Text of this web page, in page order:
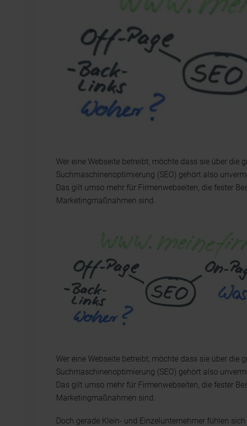
Wer eine Webseite betreibt, möchte dass sie über die
Suchmaschinenoptimierung (SEO) gehört also
Das gilt umso mehr für Firmenwebseiten, die fester
Marketingmaßnahmen sind.
Wer eine Webseite betreibt, möchte dass sie über die
Suchmaschinenoptimierung (SEO) gehört also
Das gilt umso mehr für Firmenwebseiten, die fester
Marketingmaßnahmen sind.
Doch gerade Klein- und Einzelunternehmer fühlen